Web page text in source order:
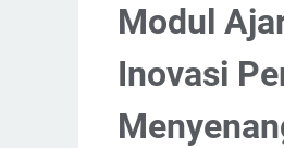
Modul
Inovasi